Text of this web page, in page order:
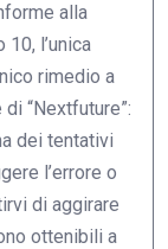
alla
l’unica
rimedio a
“Nextfuture”:
dei tentativi
l’errore o
di aggirare
ottenibili a